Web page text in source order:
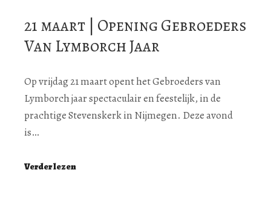
21 maart | Opening Gebroeders
Van Lymborch Jaar
Op vrijdag 21 maart opent het Gebroeders van
Lymborch jaar spectaculair en feestelijk, in de
prachtige Stevenskerk in Nijmegen. Deze avond
is…
Verder lezen